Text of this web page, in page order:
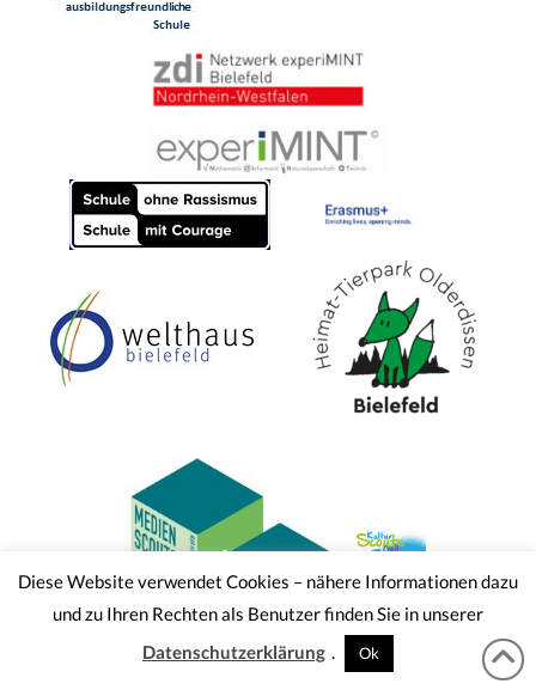
Diese Website verwendet Cookies – nähere Informationen dazu
und zu Ihren Rechten als Benutzer finden Sie in unserer
Datenschutzerklärung . Ok